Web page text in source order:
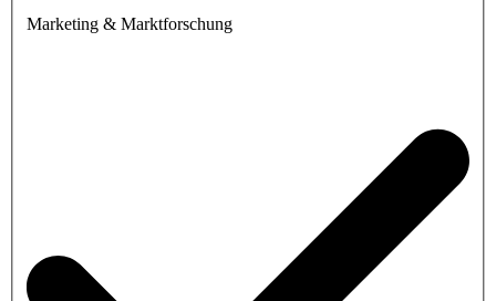
Marketing & Marktforschung